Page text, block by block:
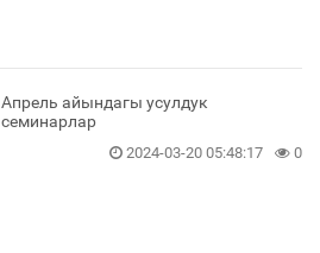
Апрель айындагы усулдук
семинарлар
2024-03-20 05:48:17 0